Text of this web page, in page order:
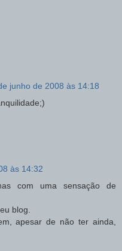
junho de 2008 às 14:18
às 14:32
com uma sensação de
blog.
apesar de não ter ainda,